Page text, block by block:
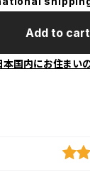
Add to cart
本国内にお住まい